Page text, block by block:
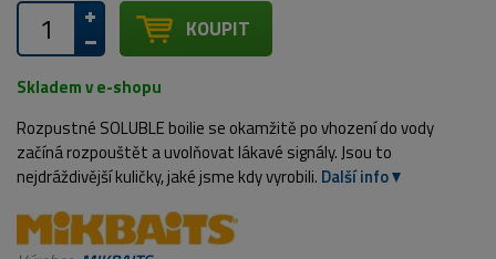
KOUPIT
Skladem v e-shopu
Rozpustné SOLUBLE boilie se okamžitě po vhození do vody
začíná rozpouštět a uvolňovat lákavé signály. Jsou to
nejdráždivější kuličky, jaké jsme kdy vyrobili. Další info